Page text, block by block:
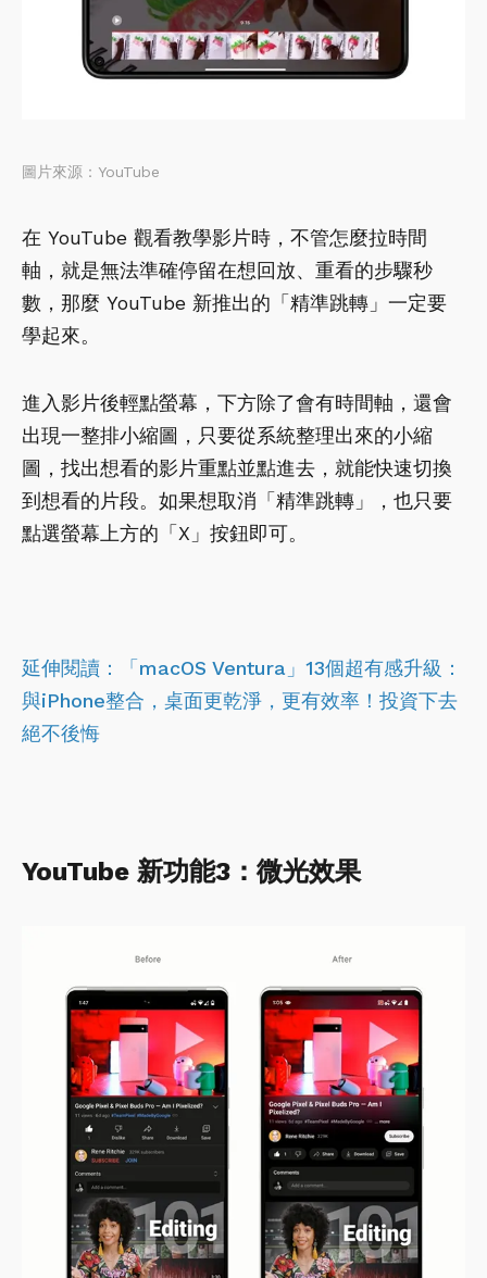
圖片來源：YouTube
在 YouTube 觀看教學影片時，不管怎麼拉時間
軸，就是無法準確停留在想回放、重看的步驟秒
數，那麼 YouTube 新推出的「精準跳轉」一定要
學起來。
進入影片後輕點螢幕，下方除了會有時間軸，還會
出現一整排小縮圖，只要從系統整理出來的小縮
圖，找出想看的影片重點並點進去，就能快速切換
到想看的片段。如果想取消「精準跳轉」，也只要
點選螢幕上方的「X」按鈕即可。
延伸閱讀：
「macOS Ventura」13個超有感升級：
與iPhone整合，桌面更乾淨，更有效率！投資下去
絕不後悔
YouTube 新功能3：微光效果